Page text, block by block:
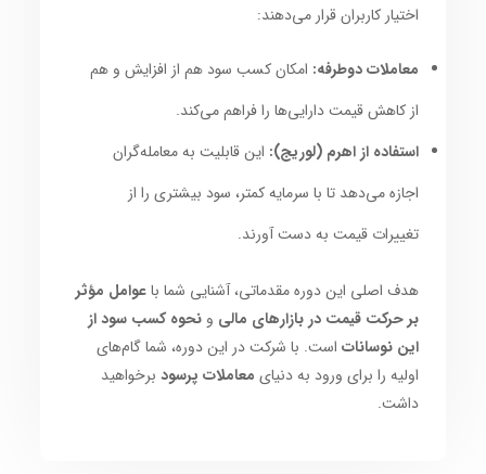
اختیار کاربران قرار می‌دهند:
معاملات دوطرفه: امکان کسب سود هم از افزایش و هم
از کاهش قیمت دارایی‌ها را فراهم می‌کند.
استفاده از اهرم (لوریج): این قابلیت به معامله‌گران
اجازه می‌دهد تا با سرمایه کمتر، سود بیشتری را از
تغییرات قیمت به دست آورند.
هدف اصلی این دوره مقدماتی، آشنایی شما باعوامل مؤثر
بر حرکت قیمت در بازارهای مالی ونحوه کسب سود از
این نوسانات است. با شرکت در این دوره، شما گام‌های
اولیه را برای ورود به دنیای معاملات پرسود برخواهید
داشت.